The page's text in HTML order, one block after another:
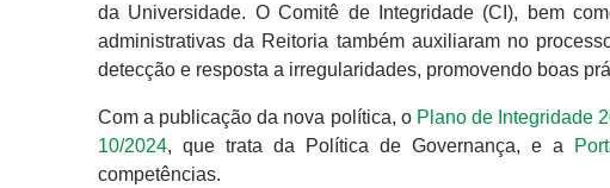
da Universidade. O Comitê de Integridade (CI), bem
administrativas da Reitoria também auxiliaram no
detecção e resposta a irregularidades, promovendo boas
Com a publicação da nova política, o Plano de Integridade
10/2024, que trata da Política de Governança, e a
competências.